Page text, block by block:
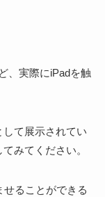
、実際にiPadを触
て展示されてい
みてください。
ることができる